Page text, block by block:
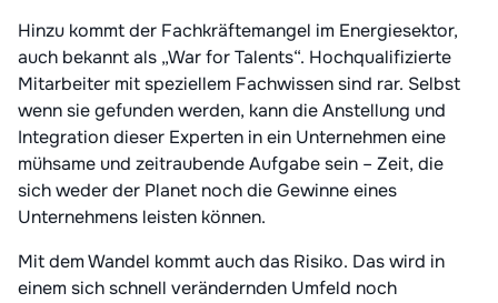
Hinzu kommt der Fachkräftemangel im Energiesektor,
auch bekannt als „War for Talents“. Hochqualifizierte
Mitarbeiter mit speziellem Fachwissen sind rar. Selbst
wenn sie gefunden werden, kann die Anstellung und
Integration dieser Experten in ein Unternehmen eine
mühsame und zeitraubende Aufgabe sein – Zeit, die
sich weder der Planet noch die Gewinne eines
Unternehmens leisten können.
Mit dem Wandel kommt auch das Risiko. Das wird in
einem sich schnell verändernden Umfeld noch